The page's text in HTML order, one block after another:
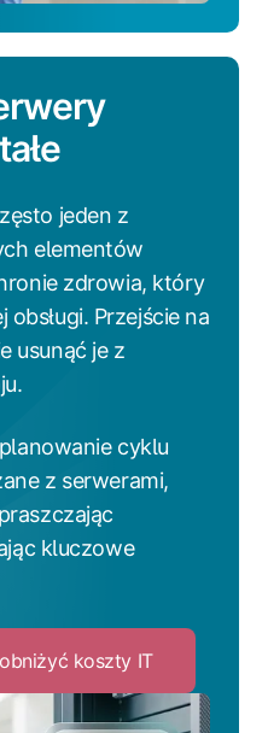
jeden z
elementów
zdrowia, który
Przejście na
usunąć je z
cyklu
z serwerami,
kluczowe
koszty ITClick
to
Dowiedzcie